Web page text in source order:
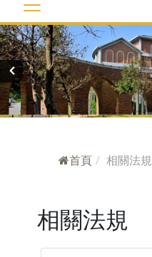
‹
首頁 相關法規
相關法規